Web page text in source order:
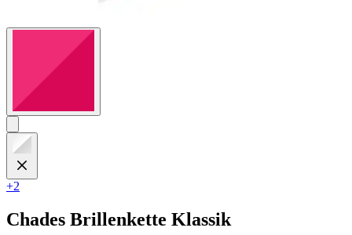
+2
Chades Brillenkette Klassik